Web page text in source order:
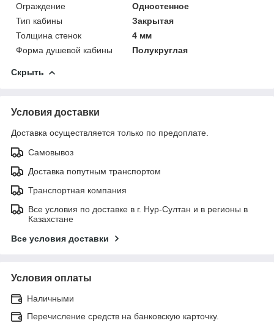
Ограждение
Одностенное
Тип кабины
Закрытая
Толщина стенок
4 мм
Форма душевой кабины
Полукруглая
Скрыть
Условия доставки
Доставка осуществляется только по предоплате.
Самовывоз
Доставка попутным транспортом
Транспортная компания
Все условия по доставке в г. Нур-Султан и в регионы в
Казахстане
Все условия доставки
Условия оплаты
Наличными
Перечисление средств на банковскую карточку.